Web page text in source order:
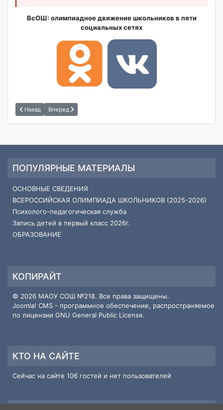
ВсОШ: олимпиадное движение школьников в пяти
социальных сетях
Назад Вперед
ПОПУЛЯРНЫЕ МАТЕРИАЛЫ
ОСНОВНЫЕ СВЕДЕНИЯ
ВСЕРОССИЙСКАЯ ОЛИМПИАДА ШКОЛЬНИКОВ (2025-2026)
Психолого-педагогическая служба
Запись детей в первый класс 2026г.
ОБРАЗОВАНИЕ
КОПИРАЙТ
© 2026 МАОУ СОШ №218. Все права защищены.
Joomla! CMS - программное обеспечение, распространяемое
по лицензии GNU General Public License.
КТО НА САЙТЕ
Сейчас на сайте 106 гостей и нет пользователей